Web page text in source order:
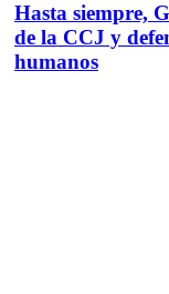
Hasta siempre,
de la CCJ y
humanos